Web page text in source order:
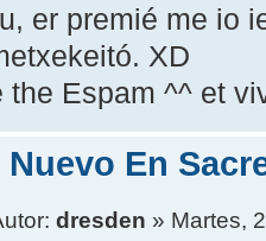
er premié me io
XD
the Espam ^^ et
Nuevo En
dresden » Martes,